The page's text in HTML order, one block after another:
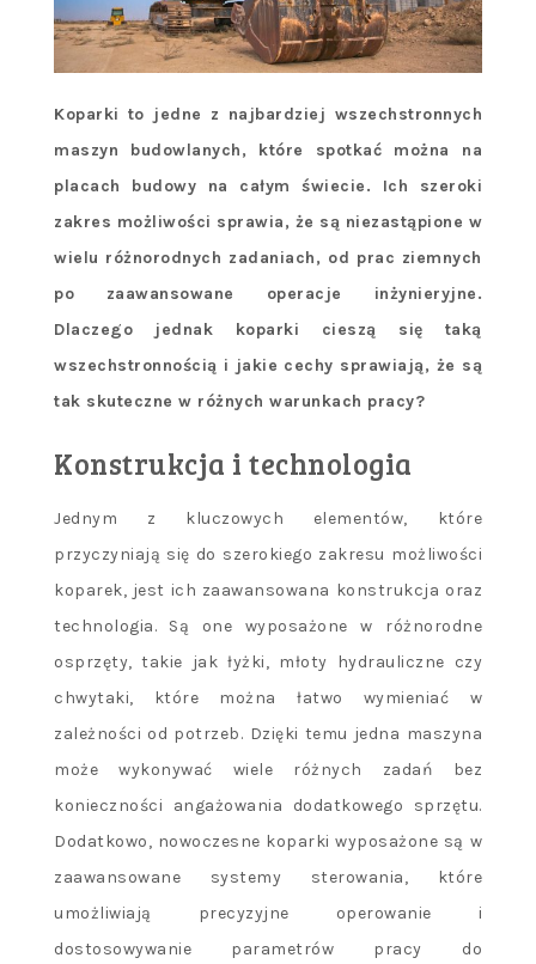
Koparki to jedne z najbardziej wszechstronnych
maszyn budowlanych, które spotkać można na
placach budowy na całym świecie. Ich szeroki
zakres możliwości sprawia, że są niezastąpione w
wielu różnorodnych zadaniach, od prac ziemnych
po zaawansowane operacje inżynieryjne.
Dlaczego jednak koparki cieszą się taką
wszechstronnością i jakie cechy sprawiają, że są
tak skuteczne w różnych warunkach pracy?
Konstrukcja i technologia
Jednym z kluczowych elementów, które
przyczyniają się do szerokiego zakresu możliwości
koparek, jest ich zaawansowana konstrukcja oraz
technologia. Są one wyposażone w różnorodne
osprzęty, takie jak łyżki, młoty hydrauliczne czy
chwytaki, które można łatwo wymieniać w
zależności od potrzeb. Dzięki temu jedna maszyna
może wykonywać wiele różnych zadań bez
konieczności angażowania dodatkowego sprzętu.
Dodatkowo, nowoczesne koparki wyposażone są w
zaawansowane systemy sterowania, które
umożliwiają precyzyjne operowanie i
dostosowywanie parametrów pracy do